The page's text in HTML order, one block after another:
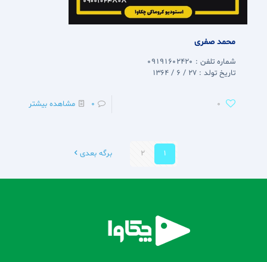
محمد صفری
شماره تلفن : 09191602420
تاریخ تولد : 27 / 6 / 1364
0
0 مشاهده بیشتر
1
2 برگه بعدی